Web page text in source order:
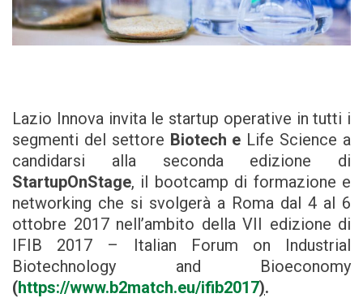
Lazio Innova invita le startup operative in tutti i
segmenti del settore Biotech e Life Science a
candidarsi alla seconda edizione di
StartupOnStage, il bootcamp di formazione e
networking che si svolgerà a Roma dal 4 al 6
ottobre 2017 nell’ambito della VII edizione di
IFIB 2017 – Italian Forum on Industrial
Biotechnology and Bioeconomy
(https://www.b2match.eu/ifib2017).